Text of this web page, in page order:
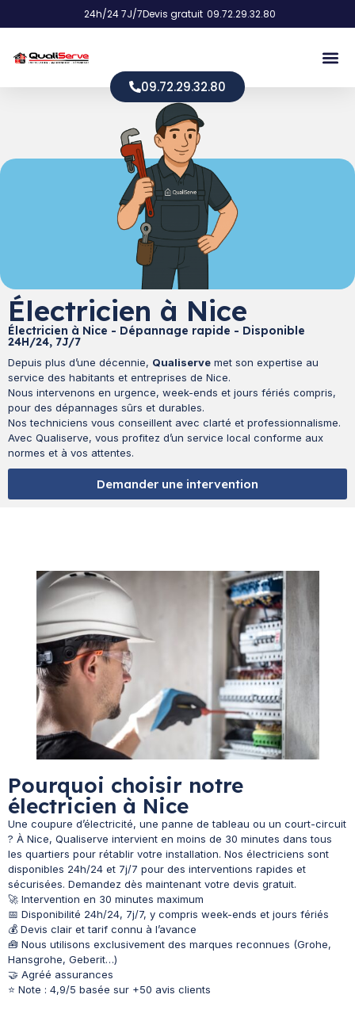
24h/24 7J/7Devis gratuit 09.72.29.32.80
09.72.29.32.80
Électricien à Nice
Électricien à Nice - Dépannage rapide - Disponible
24H/24, 7J/7
Depuis plus d’une décennie, Qualiserve met son expertise au
service des habitants et entreprises de Nice.
Nous intervenons en urgence, week-ends et jours fériés compris,
pour des dépannages sûrs et durables.
Nos techniciens vous conseillent avec clarté et professionnalisme.
Avec Qualiserve, vous profitez d’un service local conforme aux
normes et à vos attentes.
Demander une intervention
Pourquoi choisir notre
électricien à Nice
Une coupure d’électricité, une panne de tableau ou un court-circuit
? À Nice, Qualiserve intervient en moins de 30 minutes dans tous
les quartiers pour rétablir votre installation. Nos électriciens sont
disponibles 24h/24 et 7j/7 pour des interventions rapides et
sécurisées. Demandez dès maintenant votre devis gratuit.
🚀 Intervention en 30 minutes maximum
📅 Disponibilité 24h/24, 7j/7, y compris week-ends et jours fériés
💰 Devis clair et tarif connu à l’avance
🧰 Nous utilisons exclusivement des marques reconnues (Grohe,
Hansgrohe, Geberit…)
🤝 Agréé assurances
⭐ Note : 4,9/5 basée sur +50 avis clients